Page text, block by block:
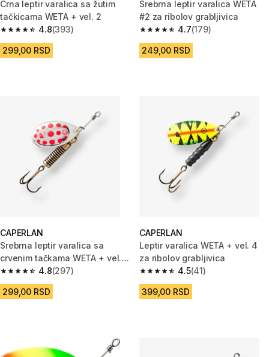
Crna leptir varalica sa žutim
tačkicama WETA + vel. 2
4.8
4.8 od 5 zvezdica from 393 Recenzije
(393)
299,00 RSD
Srebrna leptir varalica WETA
#2 za ribolov grabljivica
4.7
4.7 od 5 zvezdica from 179
(179)
249,00 RSD
CAPERLAN
Srebrna leptir varalica sa
crvenim tačkama WETA + vel. 3
za ribolov grabljivica
4.8
4.8 od 5 zvezdica from 297 Recenzije
(297)
299,00 RSD
CAPERLAN
Leptir varalica WETA + vel. 4
za ribolov grabljivica
4.5
4.5 od 5 zvezdica from 41
(41)
399,00 RSD